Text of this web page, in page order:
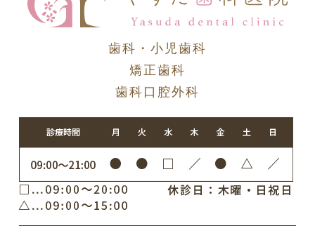
歯科・小児歯科
矯正歯科
歯科口腔外科